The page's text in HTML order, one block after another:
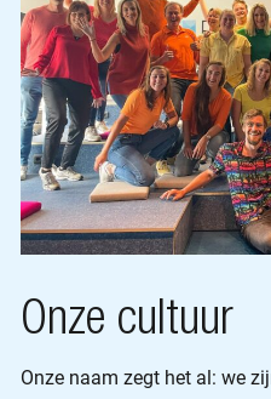
Onze cultuur
Onze naam zegt het al: we